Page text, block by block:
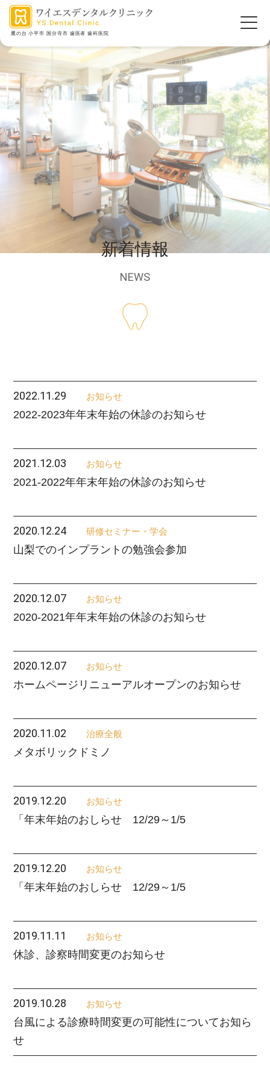
鷹の台 小平市 国分寺市 歯医者 歯科医院
新着情報
NEWS
2022.11.29 お知らせ
2022-2023年年末年始の休診のお知らせ
2021.12.03 お知らせ
2021-2022年年末年始の休診のお知らせ
2020.12.24 研修セミナー・学会
山梨でのインプラントの勉強会参加
2020.12.07 お知らせ
2020-2021年年末年始の休診のお知らせ
2020.12.07 お知らせ
ホームページリニューアルオープンのお知らせ
2020.11.02 治療全般
メタボリックドミノ
2019.12.20 お知らせ
「年末年始のおしらせ 12/29～1/5
2019.12.20 お知らせ
「年末年始のおしらせ 12/29～1/5
2019.11.11 お知らせ
休診、診察時間変更のお知らせ
2019.10.28 お知らせ
台風による診療時間変更の可能性についてお知ら
せ